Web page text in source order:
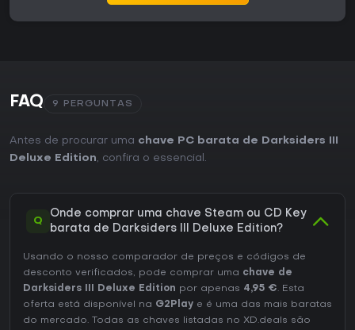
FAQ 9 PERGUNTAS
Antes de procurar uma chave PC barata de Darksiders III
Deluxe Edition, confira o essencial.
Q
Onde comprar uma chave Steam ou CD Key
barata de Darksiders III Deluxe Edition?
Usando o nosso comparador de preços e códigos de
desconto verificados, pode comprar uma chave de
Darksiders III Deluxe Edition por apenas 4,95 €. Esta
oferta está disponível na G2Play e é uma das mais baratas
do mercado. Todas as chaves listadas no XD.deals são